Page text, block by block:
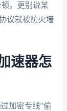
。更别说某
议就被防火墙
速器怎
加密专线"偷